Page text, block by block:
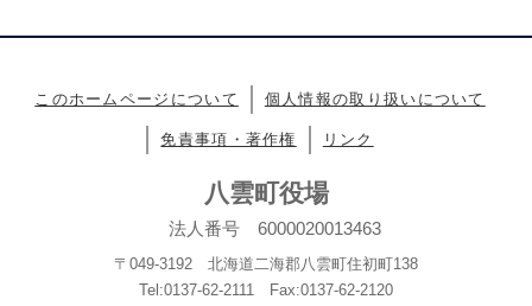
このホームページについて 個人情報の取り扱いについて
免責事項・著作権 リンク
八雲町役場
法人番号 6000020013463
〒049-3192 北海道二海郡八雲町住初町138
Tel:0137-62-2111 Fax:0137-62-2120